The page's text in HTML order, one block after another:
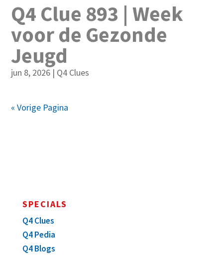
Q4 Clue 893 | Week
voor de Gezonde
Jeugd
jun 8, 2026 | Q4 Clues
« Vorige Pagina
SPECIALS
Q4 Clues
Q4 Pedia
Q4 Blogs